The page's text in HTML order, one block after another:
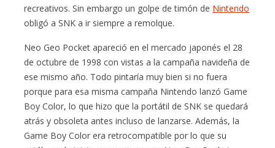
recreativos. Sin embargo un golpe de timón de Nintendo
obligó a SNK a ir siempre a remolque.
Neo Geo Pocket apareció en el mercado japonés el 28
de octubre de 1998 con vistas a la campaña navideña de
ese mismo año. Todo pintaría muy bien si no fuera
porque para esa misma campaña Nintendo lanzó Game
Boy Color, lo que hizo que la portátil de SNK se quedará
atrás y obsoleta antes incluso de lanzarse. Además, la
Game Boy Color era retrocompatible por lo que su